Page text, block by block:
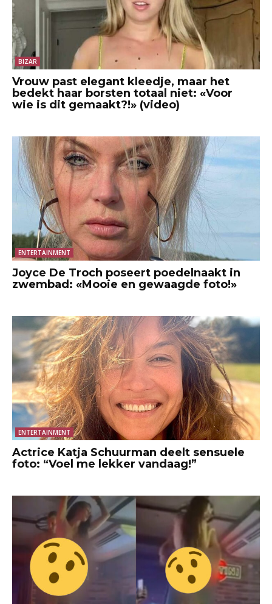
BIZAR
Vrouw past elegant kleedje, maar het
bedekt haar borsten totaal niet: «Voor
wie is dit gemaakt?!» (video)
ENTERTAINMENT
Joyce De Troch poseert poedelnaakt in
zwembad: «Mooie en gewaagde foto!»
ENTERTAINMENT
Actrice Katja Schuurman deelt sensuele
foto: “Voel me lekker vandaag!”